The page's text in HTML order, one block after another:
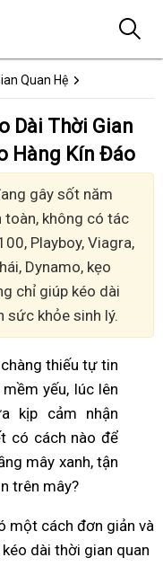
Quan Hệ
Dài Thời Gian
Hàng Kín Đáo
gây sốt năm
không có tác
Playboy, Viagra,
Dynamo, kẹo
chỉ giúp kéo dài
sức khỏe sinh lý.
thiếu tự tin
yếu, lúc lên
kịp cảm nhận
có cách nào để
mây xanh, tận
trên mây?
một cách đơn giản và
dài thời gian quan